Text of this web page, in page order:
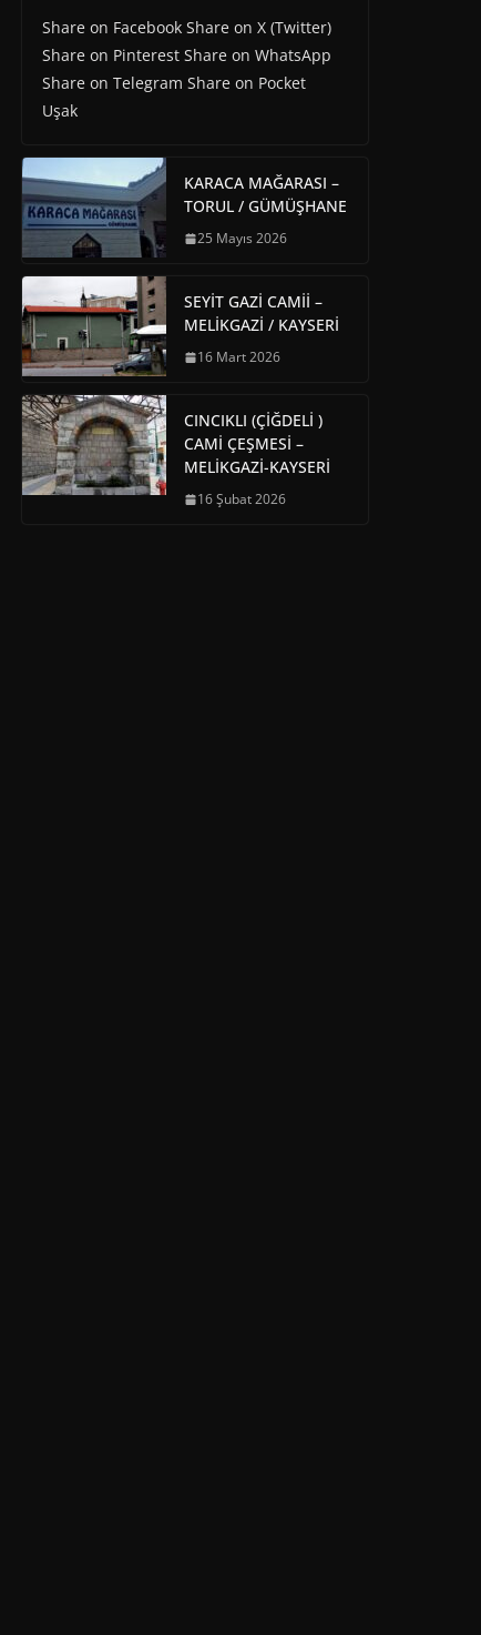
Share on Facebook Share on X (Twitter)
Share on Pinterest Share on WhatsApp
Share on Telegram Share on Pocket
Uşak
KARACA MAĞARASI –
TORUL / GÜMÜŞHANE
25 Mayıs 2026
SEYİT GAZİ CAMİİ –
MELİKGAZİ / KAYSERİ
16 Mart 2026
CINCIKLI (ÇİĞDELİ )
CAMİ ÇEŞMESİ –
MELİKGAZİ-KAYSERİ
16 Şubat 2026